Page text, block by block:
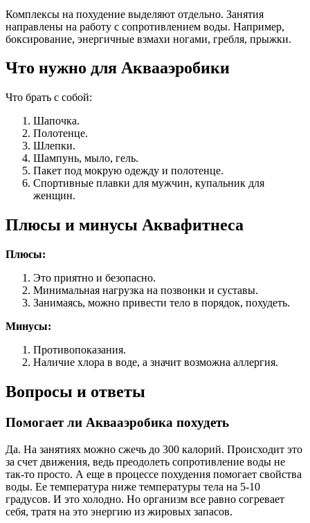
Комплексы на похудение выделяют отдельно. Занятия
направлены на работу с сопротивлением воды. Например,
боксирование, энергичные взмахи ногами, гребля, прыжки.
Что нужно для Аквааэробики
Что брать с собой:
Шапочка.
Полотенце.
Шлепки.
Шампунь, мыло, гель.
Пакет под мокрую одежду и полотенце.
Спортивные плавки для мужчин, купальник для
женщин.
Плюсы и минусы Аквафитнеса
Плюсы:
Это приятно и безопасно.
Минимальная нагрузка на позвонки и суставы.
Занимаясь, можно привести тело в порядок, похудеть.
Минусы:
Противопоказания.
Наличие хлора в воде, а значит возможна аллергия.
Вопросы и ответы
Помогает ли Аквааэробика похудеть
Да. На занятиях можно сжечь до 300 калорий. Происходит это
за счет движения, ведь преодолеть сопротивление воды не
так-то просто. А еще в процессе похудения помогает свойства
воды. Ее температура ниже температуры тела на 5-10
градусов. И это холодно. Но организм все равно согревает
себя, тратя на это энергию из жировых запасов.